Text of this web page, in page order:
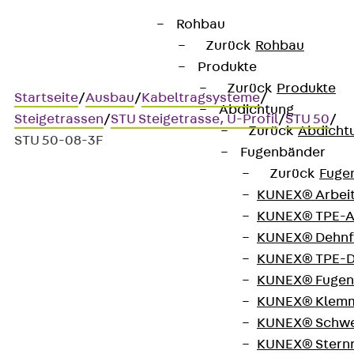
Rohbau
Zurück Rohbau
Produkte
Zurück Produkte
Abdichtung
Zurück
Fugenbänder
Zurück
KUNEX®
KUNEX®
KUNEX®
KUNEX®
KUNEX®
KUNEX®
KUNEX®
KUNEX®
Startseite/Ausbau/Kabeltragsysteme/
Steigetrassen/STU Steigetrasse, U-Profil/STU 50/
STU 50-08-3F
ungleichschenkliges U-Profil